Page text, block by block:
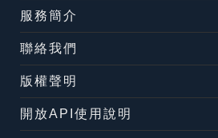
服務簡介
聯絡我們
版權聲明
開放API使用說明